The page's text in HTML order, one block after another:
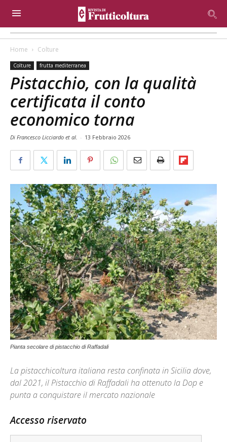
Home Colture
Colture frutta mediterranea
Pistacchio, con la qualità
certificata il conto
economico torna
Di Francesco Licciardo et al. - 13 Febbraio 2026
Pianta secolare di pistacchio di Raffadali
La pistacchicoltura italiana resta confinata in Sicilia dove,
dal 2021, il Pistacchio di Raffadali ha ottenuto la Dop e
punta a conquistare il mercato nazionale
Accesso riservato